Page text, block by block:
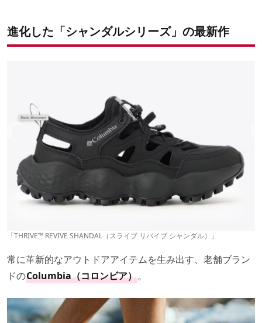
進化した「シャンダルシリーズ」の最新作
「THRIVE™ REVIVE SHANDAL（スライブ リバイブ シャンダル）」
常に革新的なアウトドアアイテムを生み出す、老舗ブラン
ドのColumbia（コロンビア）。